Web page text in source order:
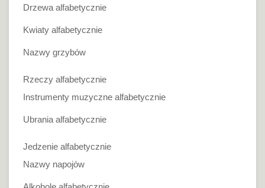
Drzewa alfabetycznie
Kwiaty alfabetycznie
Nazwy grzybów
Rzeczy alfabetycznie
Instrumenty muzyczne alfabetycznie
Ubrania alfabetycznie
Jedzenie alfabetycznie
Nazwy napojów